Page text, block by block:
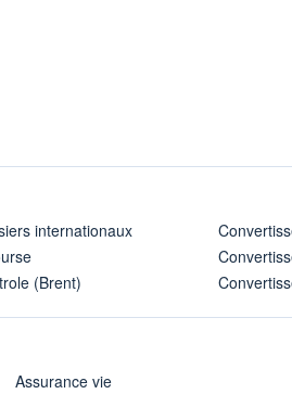
internationaux
(Brent)
Assurance vie